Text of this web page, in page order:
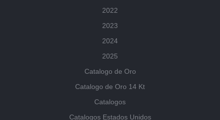
2022
2023
2024
2025
Catalogo de Oro
Catalogo de Oro 14 Kt
Catalogos
Catalogos Estados Unidos